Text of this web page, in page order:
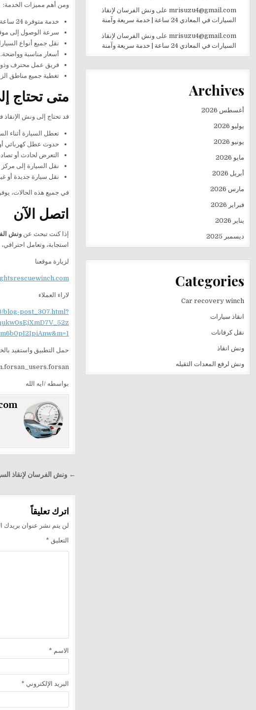
ومن أهم مميزات الخدمة:
خدمة متوفرة 24 ساعة.
سرعة الوصول إلى
نقل جميع أنواع
أسعار مناسبة وواضحة.
فريق عمل محترف وذو
تغطية جميع مناطق
متى تحتاج
قد تحتاج إلى ونش
تعطل السيارة أثناء
حدوث عطل كهربائي
التعرض لحادث أو
نقل السيارة إلى مركز
نقل سيارة جديدة أو
في جميع هذه الحالات،
اتصل الآن
إذا كنت تبحث عنونش
استجابة، وتعامل
لزيارة موقعنا
لاراء العملاء
blog-post_307.html?
حمل التطبيق واستفيد
بواسطه /ايه الله
تصفّح
← ونش الفرسان لإنقاذ
اترك تعليقاً
لن يتم نشر عنوان بريدك
التعليق *
الاسم *
البريد الإلكتروني *
mrisuzu4@gmail.comعلى ونش الفرسان لإنقاذ
السيارات في المعادي 24 ساعة | خدمة سريعة وآمنة
mrisuzu4@gmail.comعلى ونش الفرسان لإنقاذ
السيارات في المعادي 24 ساعة | خدمة سريعة وآمنة
Archives
أغسطس 2026
يوليو 2026
يونيو 2026
مايو 2026
أبريل 2026
مارس 2026
فبراير 2026
يناير 2026
ديسمبر 2025
Categories
Car recovery winch
انقاذ سيارات
نقل كرفانات
ونش انقاذ
ونش لرفع المعدات الثقيله